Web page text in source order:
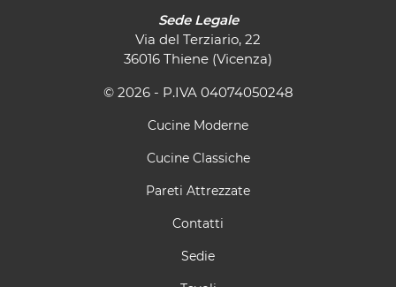
Sede Legale
Via del Terziario, 22
36016 Thiene (Vicenza)
© 2026 - P.IVA 04074050248
Cucine Moderne
Cucine Classiche
Pareti Attrezzate
Contatti
Sedie